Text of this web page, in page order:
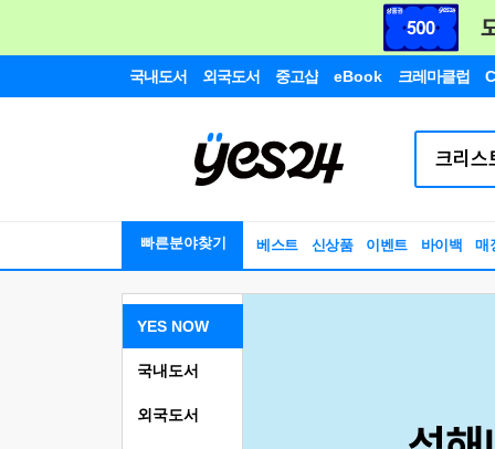
국내도서 외국도서 중고샵 eBook 크레마클럽
빠른분야찾기 베스트 신상품 이벤트 바이백 매
YES NOW
국내도서
외국도서